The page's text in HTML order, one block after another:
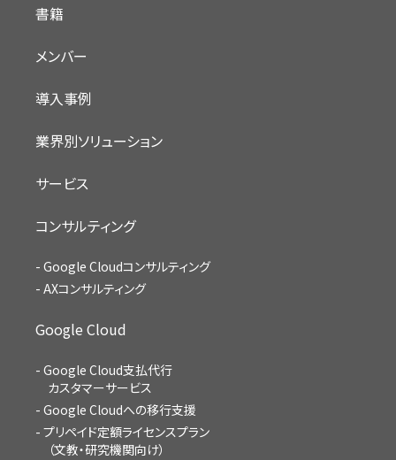
書籍
メンバー
導入事例
業界別ソリューション
サービス
コンサルティング
Google Cloudコンサルティング
AXコンサルティング
Google Cloud
Google Cloud支払代行
カスタマーサービス
Google Cloudへの移行支援
プリペイド定額ライセンスプラン
（文教・研究機関向け）